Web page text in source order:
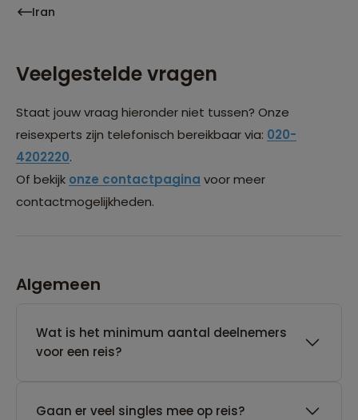
Iran
Veelgestelde vragen
Staat jouw vraag hieronder niet tussen? Onze
reisexperts zijn telefonisch bereikbaar via: 020-
4202220.
Of bekijk onze contactpagina voor meer
contactmogelijkheden.
Algemeen
Wat is het minimum aantal deelnemers
voor een reis?
Gaan er veel singles mee op reis?